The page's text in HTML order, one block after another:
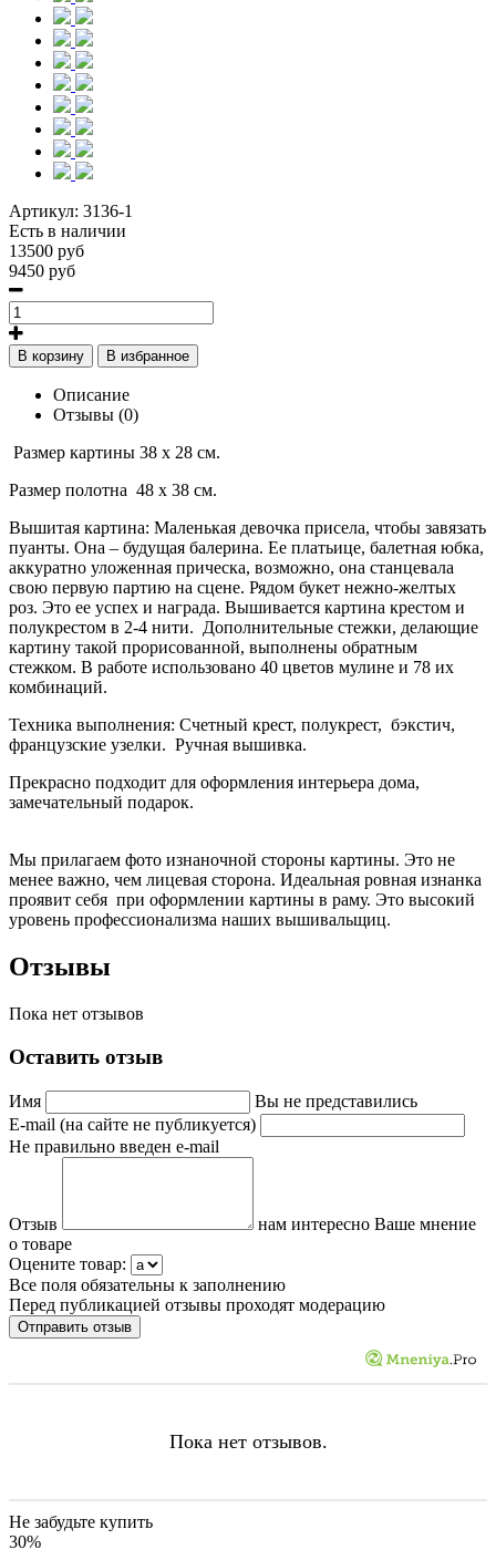
Артикул: 3136-1
Есть в наличии
13500 руб
9450 руб
В корзину В избранное
Описание
Отзывы (0)
Размер картины 38 х 28 см.
Размер полотна 48 х 38 см.
Вышитая картина: Маленькая девочка присела, чтобы завязать
пуанты. Она – будущая балерина. Ее платьице, балетная юбка,
аккуратно уложенная прическа, возможно, она станцевала
свою первую партию на сцене. Рядом букет нежно-желтых
роз. Это ее успех и награда. Вышивается картина крестом и
полукрестом в 2-4 нити. Дополнительные стежки, делающие
картину такой прорисованной, выполнены обратным
стежком. В работе использовано 40 цветов мулине и 78 их
комбинаций.
Техника выполнения: Счетный крест, полукрест, бэкстич,
французские узелки. Ручная вышивка.
Прекрасно подходит для оформления интерьера дома,
замечательный подарок.
Мы прилагаем фото изнаночной стороны картины. Это не
менее важно, чем лицевая сторона. Идеальная ровная изнанка
проявит себя при оформлении картины в раму. Это высокий
уровень профессионализма наших вышивальщиц.
Отзывы
Пока нет отзывов
Оставить отзыв
Имя
Вы не представились
E-mail (на сайте не публикуется)
Не правильно введен e-mail
Отзыв
нам интересно Ваше мнение
о товаре
Оцените товар:
Все поля обязательны к заполнению
Перед публикацией отзывы проходят модерацию
Пока нет отзывов.
Не забудьте купить
30%